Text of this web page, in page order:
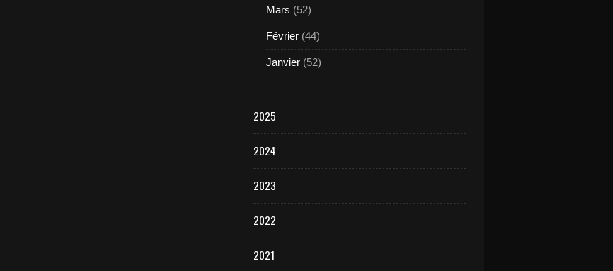
Mars (52)
Février (44)
Janvier (52)
2025
2024
2023
2022
2021